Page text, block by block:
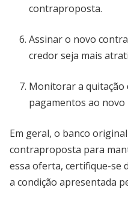
contraproposta.
Assinar o novo
credor seja mais
Monitorar a quitação
pagamentos ao novo
Em geral, o banco
contraproposta para
essa oferta, certifique-se
a condição apresentada